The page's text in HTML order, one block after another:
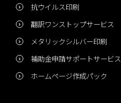
抗ウイルス印刷
翻訳ワンストップサービス
メタリックシルバー印刷
補助金申請サポートサービス
ホームページ作成パック